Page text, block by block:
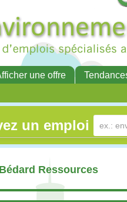
une offre
un emploi
Bédard Ressources